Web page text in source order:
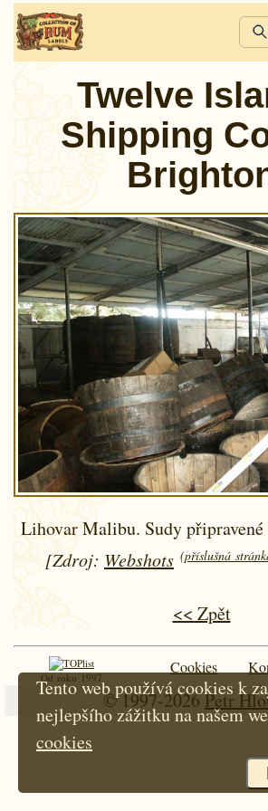
Twelve
Shipping
Lihovar Malibu. Sudy
[Zdroj: Webshots (příslušná
<< Zpět
Od roku 1997
Cookies
© 1997-2026Petr
Tento web používá cookies k
nejlepšího zážitku na našem
cookies